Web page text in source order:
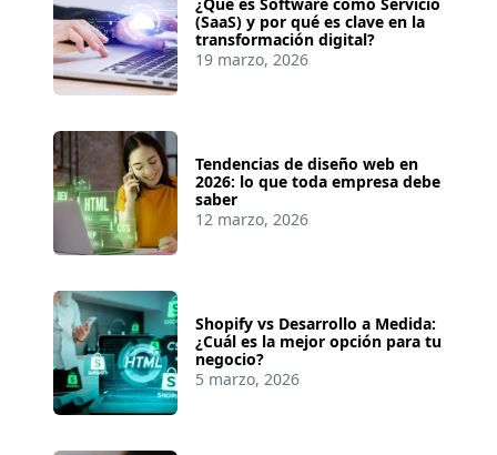
(SaaS) y por qué es clave en la
transformación digital?
19 marzo, 2026
Tendencias de diseño web en
2026: lo que toda empresa debe
saber
12 marzo, 2026
Shopify vs Desarrollo a Medida:
¿Cuál es la mejor opción para tu
negocio?
5 marzo, 2026